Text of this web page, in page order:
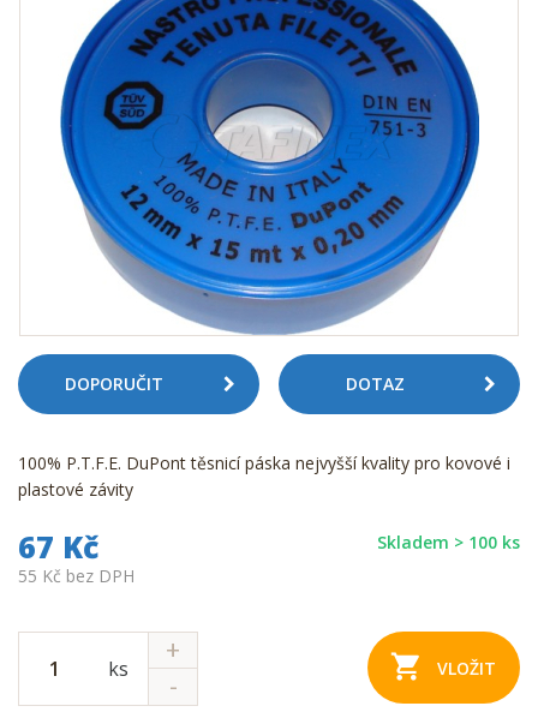
DOPORUČIT DOTAZ
100% P.T.F.E. DuPont těsnicí páska nejvyšší kvality pro kovové i
plastové závity
67 Kč
55 Kč bez DPH
Skladem > 100 ks
ks VLOŽIT